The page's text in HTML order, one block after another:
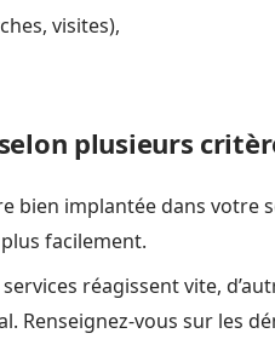
visites),
plusieurs
bien implantée dans votre
facilement.
réagissent vite,
Renseignez-vous sur les